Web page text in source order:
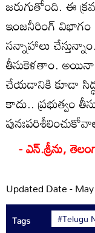
జరుగుతోంది. ఈ
ఇంజనీరింగ్‌ విభాగం
సన్నాహాలు
తీసుకెళతాం. అయినా
చేయడానికి కూడా
కాదు.. ప్రభుత్వం
- ఎన్‌.శ్రీను,
Updated Date -
Tags #Telugu